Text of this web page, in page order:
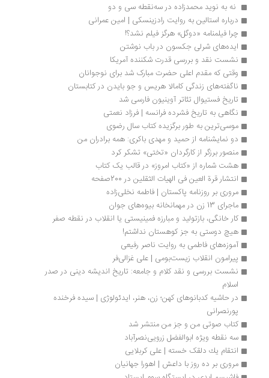
نه به نوید محمدزاده در سه‌نقطه سی و دو
درباره استالین به روایت رادزینسکی | امین عمرانی
چرا فیلمنامه‌ «دوگل» هرگز فیلم نشد؟!
ایده‌های شرلی جکسون در باب نوشتن
نشست نقد و بررسی قدرت شکننده آمریکا
وقتی که مقدم اعلی حضرت مبارک شد برای نوجوانان
ناگفته‌های زندگی کامالا هریس و جو بایدن در کتابستان
تاریخ فستیوال تئاتر آوینیون فارسی شد
نگاهی به تاریخ فشرده فرانسه | فرزاد نعمتی
موسی‌ترین به طور برگزیده کتاب سال رضوی
دو نمایشنامه از حمید و مهدی باکری: همه برادران من
منصور برزگر از کارگردان «تختی» تشکر کرد
هشت شماره از «کتاب امروز» در قالب یک کتاب
انتشار قرة العین فی الهیات الثقلین در 200صفحه
مروری بر روزنامه‌ پاکستان | فاطمه نخلی‌زاده
ماجرای 13 زن در مهمانخانه بیوه‌های جوان
کار خانگی، بازتولید و مبارزه فمینیستی یا انقلاب در نقطه صفر
هیچ دوستی به جز کوهستان نداشتم!
آموزه‌های فاطمی به روایت ناصر رفیعی
پیرامون انقلاب زیست‌بومی | علی غزالی‌فر
نشست بررسی و نقد کلام و جامعه: تاریخ اندیشه دینی در صدر
در حاشیه کدبانوهای کهن؛ زن، هنر، ایدئولوژی | سیده فرخنده
پورنصرانی
کتاب صوتی من و جز من منتشر شد
سه نقطه ویژه ابوالفضل زرویی‌نصرآباد
انتقام یك دلقک خسته | علی كربلایی
مروری بر ده روز با داعش | اهورا جهانیان